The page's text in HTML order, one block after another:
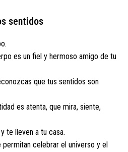
sentidos
es un fiel y hermoso amigo de tu
que tus sentidos son
es atenta, que mira, siente,
te lleven a tu casa.
celebrar el universo y el